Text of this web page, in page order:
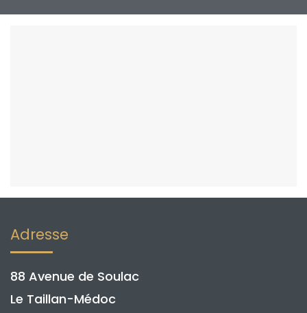
Adresse
88 Avenue de Soulac
Le Taillan-Médoc